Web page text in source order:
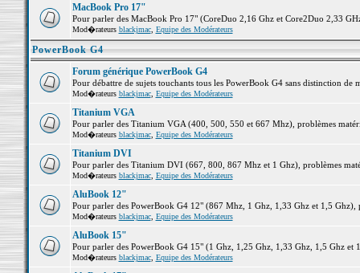
MacBook Pro 17"
Pour parler des MacBook Pro 17" (CoreDuo 2,16 Ghz et Core2Duo 2,33
Mod�rateurs blackjmac, Equipe des Modérateurs
PowerBook G4
Forum générique PowerBook G4
Pour débattre de sujets touchants tous les PowerBook G4 sans distinction de
Mod�rateurs blackjmac, Equipe des Modérateurs
Titanium VGA
Pour parler des Titanium VGA (400, 500, 550 et 667 Mhz), problèmes
Mod�rateurs blackjmac, Equipe des Modérateurs
Titanium DVI
Pour parler des Titanium DVI (667, 800, 867 Mhz et 1 Ghz), problèmes
Mod�rateurs blackjmac, Equipe des Modérateurs
AluBook 12"
Pour parler des PowerBook G4 12" (867 Mhz, 1 Ghz, 1,33 Ghz et 1,5 Ghz),
Mod�rateurs blackjmac, Equipe des Modérateurs
AluBook 15"
Pour parler des PowerBook G4 15" (1 Ghz, 1,25 Ghz, 1,33 Ghz, 1,5 Ghz et
Mod�rateurs blackjmac, Equipe des Modérateurs